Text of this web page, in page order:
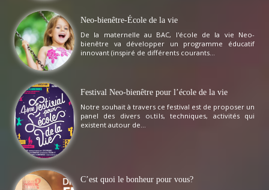
Neo-bienêtre-École de la vie
De la maternelle au BAC, l'école de la vie Neo-
bienêtre va développer un programme éducatif
innovant (inspiré de différents courants...
Festival Neo-bienêtre pour l’école de la vie
Notre souhait à travers ce festival est de proposer un
panel des divers outils, techniques, activités qui
existent autour de...
C’est quoi le bonheur pour vous?